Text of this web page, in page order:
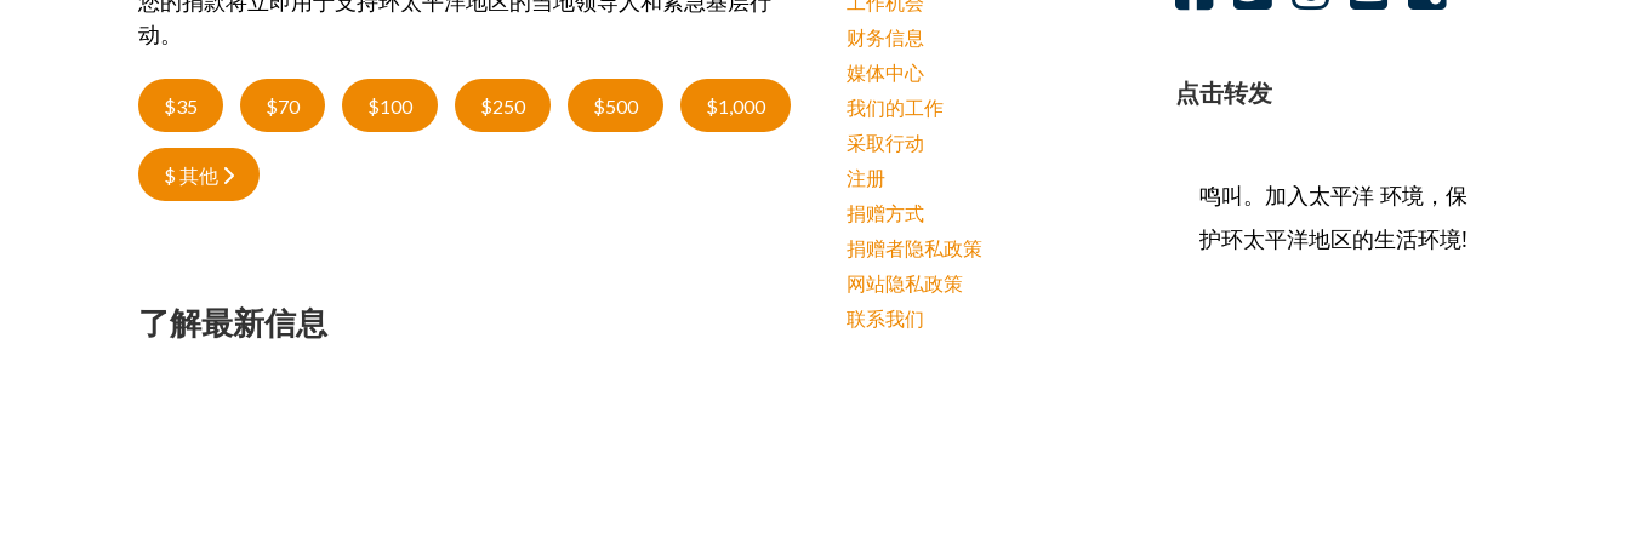
动。
$35 $70 $100 $250 $500 $1,000
$ 其他
了解最新信息
财务信息
媒体中心
我们的工作
采取行动
注册
捐赠方式
捐赠者隐私政策
网站隐私政策
联系我们
点击转发
鸣叫。加入太平洋 环境，保
护环太平洋地区的生活环境!